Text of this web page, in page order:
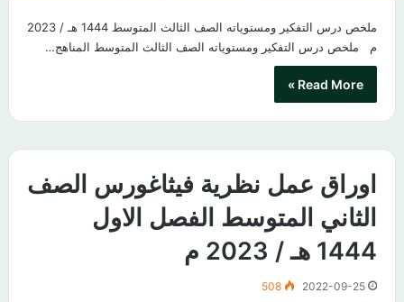
ملخص درس التفكير ومستوياته الصف الثالث المتوسط 1444 هـ / 2023
م​ ملخص درس التفكير ومستوياته الصف الثالث المتوسط المناهج…
Read More »
اوراق عمل نظرية فيثاغورس الصف
الثاني المتوسط الفصل الاول
1444 هـ / 2023 م
2022-09-25
508